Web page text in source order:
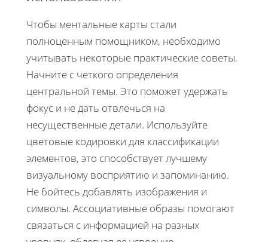
Чтобы ментальные карты стали
полноценным помощником, необходимо
учитывать некоторые практические советы.
Начните с четкого определения
центральной темы. Это поможет удержать
фокус и не дать отвлечься на
несущественные детали. Используйте
цветовые кодировки для классификации
элементов, это способствует лучшему
визуальному восприятию и запоминанию.
Не бойтесь добавлять изображения и
символы. Ассоциативные образы помогают
связаться с информацией на разных